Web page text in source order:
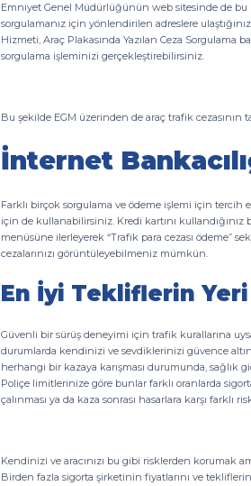
Emniyet Genel Müdürlüğünün web sitesinde de bu
sorgulamanız için yönlendirilen adreslere
Hizmeti, Araç Plakasında Yazılan Ceza Sorgulama
sorgulama işleminizi gerçekleştirebilirsiniz.
Bu şekilde EGM üzerinden de araç trafik
İnternet
Farklı birçok sorgulama ve ödeme işlemi için tercih
için de kullanabilirsiniz. Kredi kartını kullandığınız
menüsüne ilerleyerek “Trafik para cezası ödeme”
cezalarınızı görüntüleyebilmeniz mümkün.
En İyi Tekliflerin
Güvenli bir sürüş deneyimi için trafik kurallarına
durumlarda kendinizi ve sevdiklerinizi güvence
herhangi bir kazaya karışması durumunda, sağlık
Poliçe limitlerinize göre bunlar farklı oranlarda
çalınması ya da kaza sonrası hasarlara karşı farklı
Kendinizi ve aracınızı bu gibi risklerden korumak
Birden fazla sigorta şirketinin fiyatlarını ve